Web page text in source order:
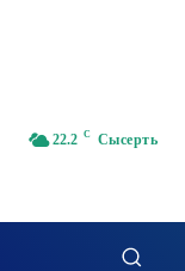
22.2 C Сысерть